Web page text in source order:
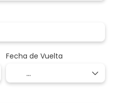
Fecha de Vuelta